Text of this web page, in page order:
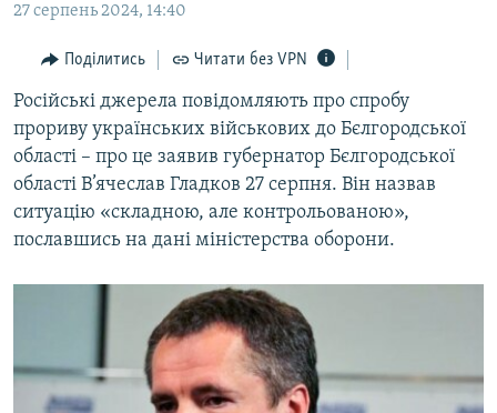
Перейти
пошуку
ПОГЛЯД
ІНТЕРВ'Ю
ВСЕ ЗА ДЕНЬ
СПЕЦПРОЕКТИ
ДЕПОРТАЦІЯ
ВІДЕОУРОКИ «ELIFBE»
УКРАЇНСЬКА ПРОБЛЕМА КРИМУ
ЯК ОБІЙТИ БЛОКУВАННЯ
Русский
Qırımtatar
27 серпень 2024, 14:40
Поділитись Читати без VPN
Російські джерела повідомляють про спробу
прориву українських військових до Бєлгородської
області – про це заявив губернатор Бєлгородської
області В’ячеслав Гладков 27 серпня. Він назвав
ситуацію «складною, але контрольованою»,
пославшись на дані міністерства оборони.